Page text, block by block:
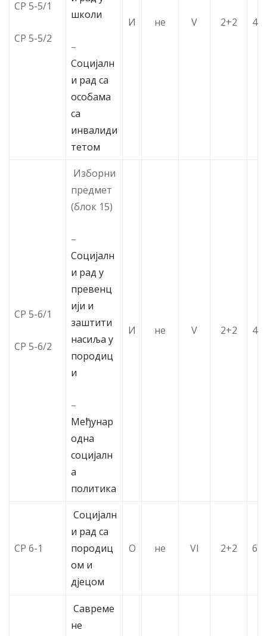
СР 5-5/1
СР 5-5/2
школи
–
Социјалн
и рад са
особама
са
инвалиди
тетом
И не V 2+2 4
СР 5-6/1
СР 5-6/2
Изборни
предмет
(блок 15)
–
Социјалн
и рад у
превенц
ији и
заштити
насиља у
породиц
и
–
Међунар
одна
социјалн
а
политика
И не V 2+2 4
СР 6-1
Социјалн
и рад са
породиц
ом и
дјецом
О не VI 2+2 6
Савреме
не